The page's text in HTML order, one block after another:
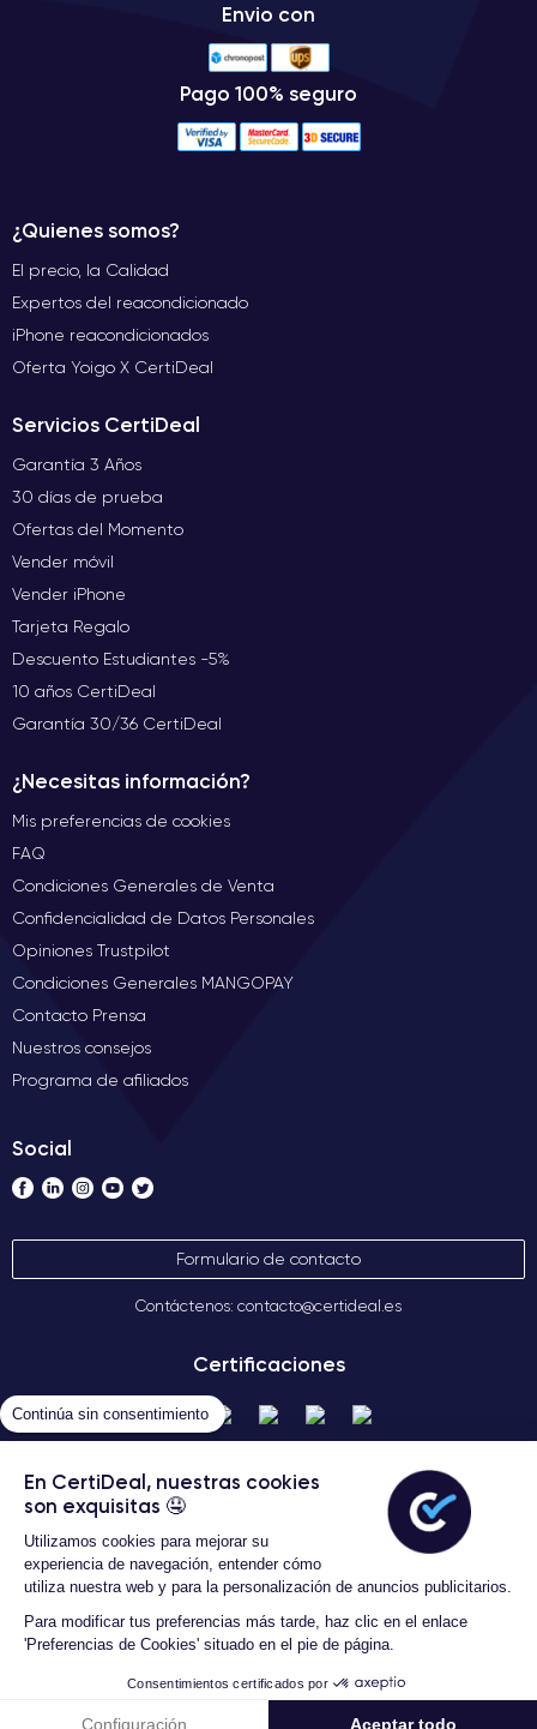
Continúa sin consentimiento
En CertiDeal, nuestras cookies
son exquisitas 🤤
Utilizamos cookies para mejorar su
experiencia de navegación, entender cómo
utiliza nuestra web y para la personalización de anuncios publicitarios.
Para modificar tus preferencias más tarde, haz clic en el enlace
'Preferencias de Cookies' situado en el pie de página.
Consentimientos certificados por
Configuración Aceptar todo
Envio con
Pago 100% seguro
¿Quienes somos?
El precio, la Calidad
Expertos del reacondicionado
iPhone reacondicionados
Oferta Yoigo X CertiDeal
Servicios CertiDeal
Garantía 3 Años
30 días de prueba
Ofertas del Momento
Vender móvil
Vender iPhone
Tarjeta Regalo
Descuento Estudiantes -5%
10 años CertiDeal
Garantía 30/36 CertiDeal
¿Necesitas información?
Mis preferencias de cookies
FAQ
Condiciones Generales de Venta
Confidencialidad de Datos Personales
Opiniones Trustpilot
Condiciones Generales MANGOPAY
Contacto Prensa
Nuestros consejos
Programa de afiliados
Social
Formulario de contacto
Contáctenos: contacto@certideal.es
Certificaciones
Términos Generales de Venta
derechos reservados